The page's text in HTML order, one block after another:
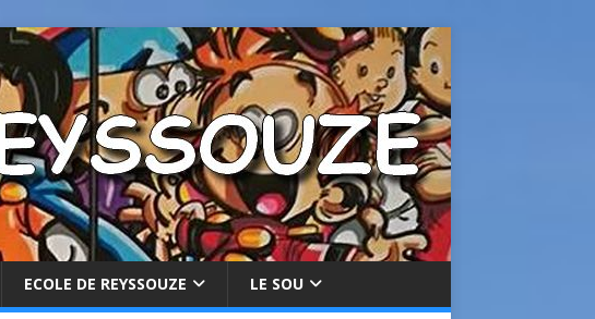
ECOLE DE REYSSOUZE LE SOU